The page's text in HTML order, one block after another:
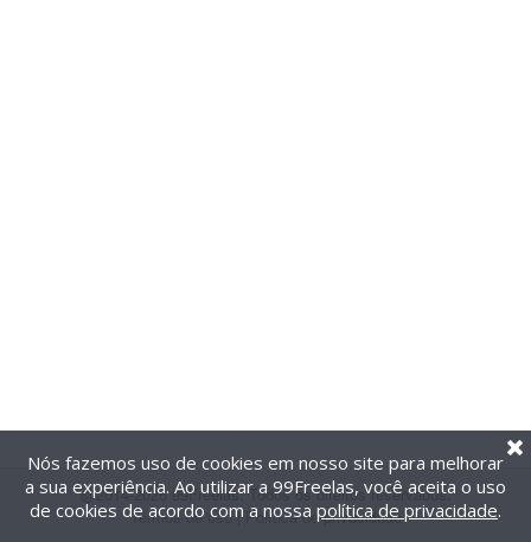
@2014-2026 99Freelas. Todos os direitos reservados.
Termos de uso| Política de privacidade
Nós fazemos uso de cookies em nosso site para melhorar
a sua experiência. Ao utilizar a 99Freelas, você aceita o uso
de cookies de acordo com a nossa política de privacidade.